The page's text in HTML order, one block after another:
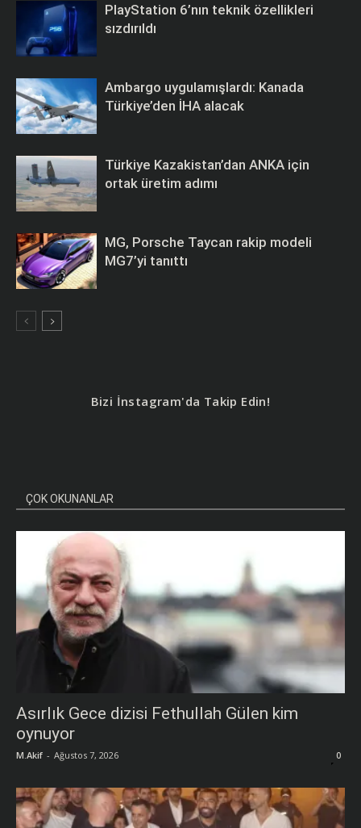
PlayStation 6’nın teknik özellikleri
sızdırıldı
Ambargo uygulamışlardı: Kanada
Türkiye’den İHA alacak
Türkiye Kazakistan’dan ANKA için
ortak üretim adımı
MG, Porsche Taycan rakip modeli
MG7’yi tanıttı
Bizi İnstagram'da Takip Edin!
ÇOK OKUNANLAR
Asırlık Gece dizisi Fethullah Gülen kim
oynuyor
M.Akif - Ağustos 7, 2026 0